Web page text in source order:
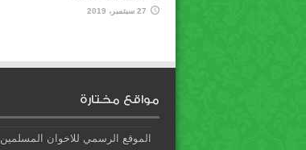
27 سبتمبر، 2019
مواقع مختارة
الموقع الرسمي للاخوان المسلمين